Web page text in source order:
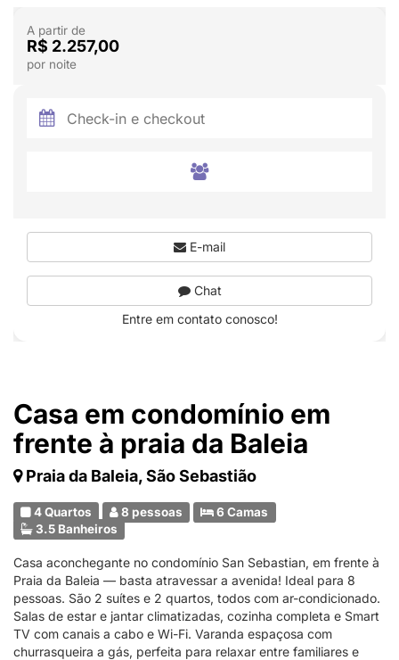
Casa em condomínio em
frente à praia da Baleia
Praia da Baleia, São Sebastião
4 Quartos 8 pessoas
6 Camas
3.5 Banheiros
Casa aconchegante no condomínio San Sebastian, em frente à
Praia da Baleia — basta atravessar a avenida! Ideal para 8
pessoas. São 2 suítes e 2 quartos, todos com ar-condicionado.
Salas de estar e jantar climatizadas, cozinha completa e Smart
TV com canais a cabo e Wi-Fi. Varanda espaçosa com
churrasqueira a gás, perfeita para relaxar entre familiares e
A partir de
R$ 2.257,00
por noite
E-mail
Chat
Entre em contato conosco!